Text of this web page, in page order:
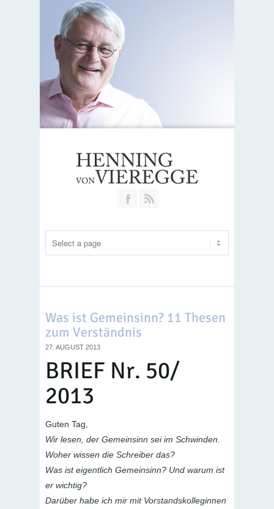
Join our Facebook Group
Was ist Gemeinsinn? 11 Thesen
zum Verständnis
27. AUGUST 2013
BRIEF Nr. 50/
2013
Guten Tag,
Wir lesen, der Gemeinsinn sei im Schwinden.
Woher wissen die Schreiber das?
Was ist eigentlich Gemeinsinn? Und warum ist
er wichtig?
Darüber habe ich mir mit Vorstandskolleginnen